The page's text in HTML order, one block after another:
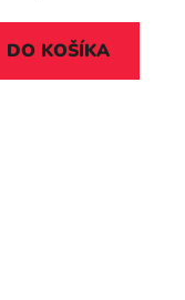
DO KOŠÍKA